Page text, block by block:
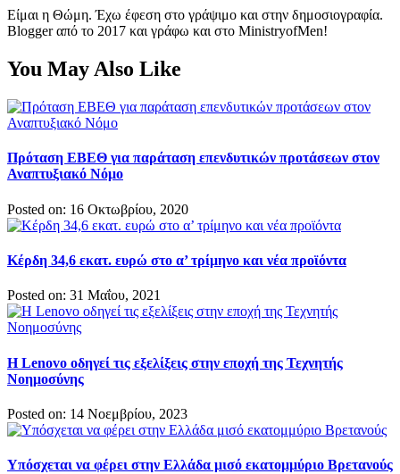
Είμαι η Θώμη. Έχω έφεση στο γράψιμο και στην δημοσιογραφία.
Blogger από το 2017 και γράφω και στο MinistryofMen!
You May Also Like
Πρόταση ΕΒΕΘ για παράταση επενδυτικών προτάσεων στον
Αναπτυξιακό Νόμο
Posted on: 16 Οκτωβρίου, 2020
Κέρδη 34,6 εκατ. ευρώ στο α’ τρίμηνο και νέα προϊόντα
Posted on: 31 Μαΐου, 2021
H Lenovo οδηγεί τις εξελίξεις στην εποχή της Τεχνητής
Νοημοσύνης
Posted on: 14 Νοεμβρίου, 2023
Υπόσχεται να φέρει στην Ελλάδα μισό εκατομμύριο Βρετανούς